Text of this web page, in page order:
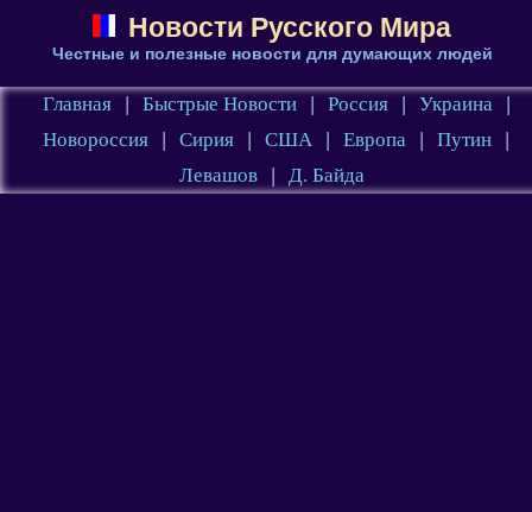
Новости Русского Мира
Честные и полезные новости для думающих людей
Главная | Быстрые Новости | Россия | Украина
|
Новороссия
| Сирия | США | Европа | Путин
|
Левашов
| Д. Байда